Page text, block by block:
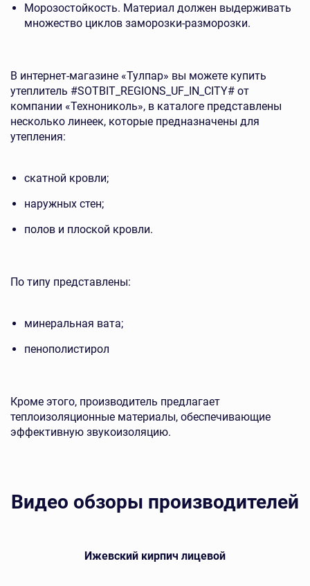
Морозостойкость. Материал должен выдерживать
множество циклов заморозки-разморозки.
В интернет-магазине «Тулпар» вы можете купить
утеплитель #SOTBIT_REGIONS_UF_IN_CITY# от
компании «Технониколь», в каталоге представлены
несколько линеек, которые предназначены для
утепления:
скатной кровли;
наружных стен;
полов и плоской кровли.
По типу представлены:
минеральная вата;
пенополистирол
Кроме этого, производитель предлагает
теплоизоляционные материалы, обеспечивающие
эффективную звукоизоляцию.
Видео обзоры производителей
Ижевский кирпич лицевой